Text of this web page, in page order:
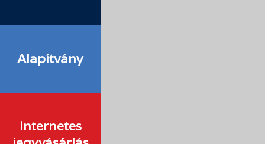
Alapítvány
Internetes
jegyvásárlás